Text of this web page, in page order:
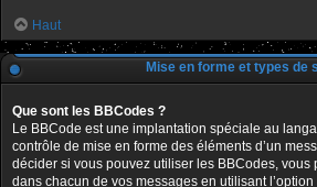
Haut
Mise en forme et types de
Que sont les BBCodes ?
Le BBCode est une implantation spéciale au
contrôle de mise en forme des éléments d’un
décider si vous pouvez utiliser les BBCodes, vous
dans chacun de vos messages en utilisant